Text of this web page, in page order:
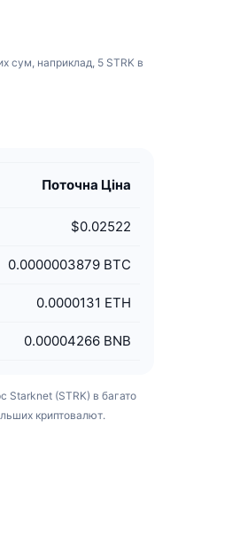
сум, наприклад, 5 STRK в
Поточна Ціна
$0.02522
0.0000003879 BTC
0.0000131 ETH
0.00004266 BNB
Starknet (STRK) в багато
криптовалют.